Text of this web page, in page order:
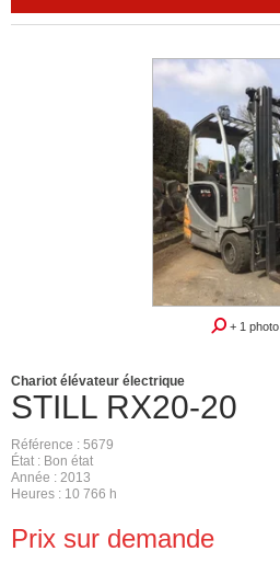
+ 1 photo
STILL RX20-20
Chariot élévateur électrique
Référence
5679
État
Bon état
Année
2013
Heures
10 766 h
Prix sur demande